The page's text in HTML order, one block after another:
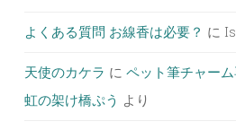
よくある質問 お線香は必要？ に
天使のカケラ に ペット筆チャー
虹の架け橋ぷう より